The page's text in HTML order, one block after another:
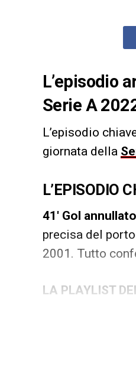
L’episodio
Serie A
L’episodio
giornata della
L’EPISODIO
41′ Gol
precisa del
2001. Tutto
LA PLAYLIST